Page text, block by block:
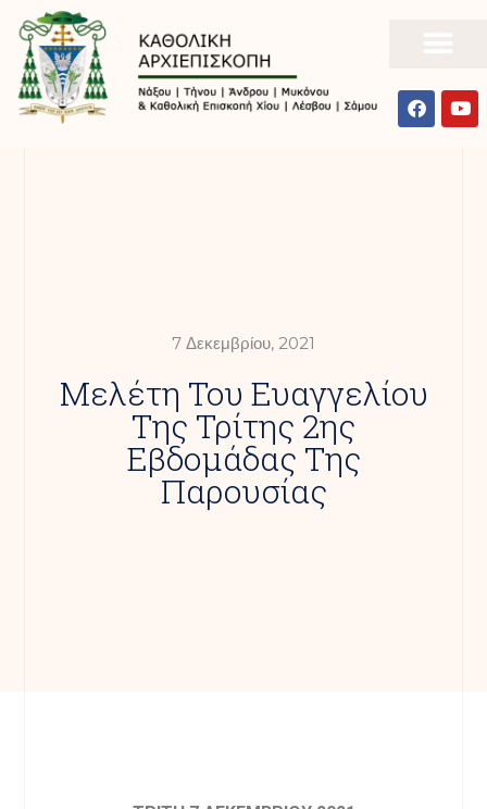
7 Δεκεμβρίου, 2021
Μελέτη Του Ευαγγελίου
Της Τρίτης 2ης
Εβδομάδας Της
Παρουσίας